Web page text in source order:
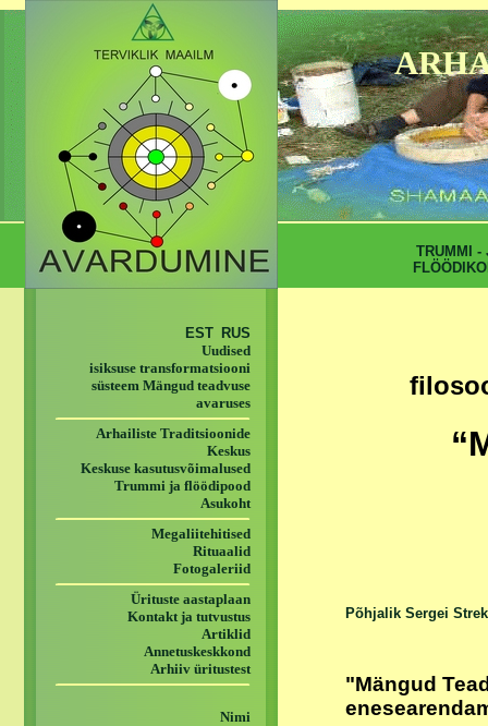
Põhjalik Sergei
"Mängud
EST RUS
Uudised
isiksuse transformatsiooni
süsteem Mängud teadvuse
avaruses
Arhailiste Traditsioonide
Keskus
Keskuse kasutusvõimalused
Trummi ja flöödipood
Asukoht
Megaliitehitised
Rituaalid
Fotogaleriid
Ürituste aastaplaan
Kontakt ja tutvustus
Artiklid
Annetuskeskkond
Arhiiv üritustest
Nimi
TRUMMI -